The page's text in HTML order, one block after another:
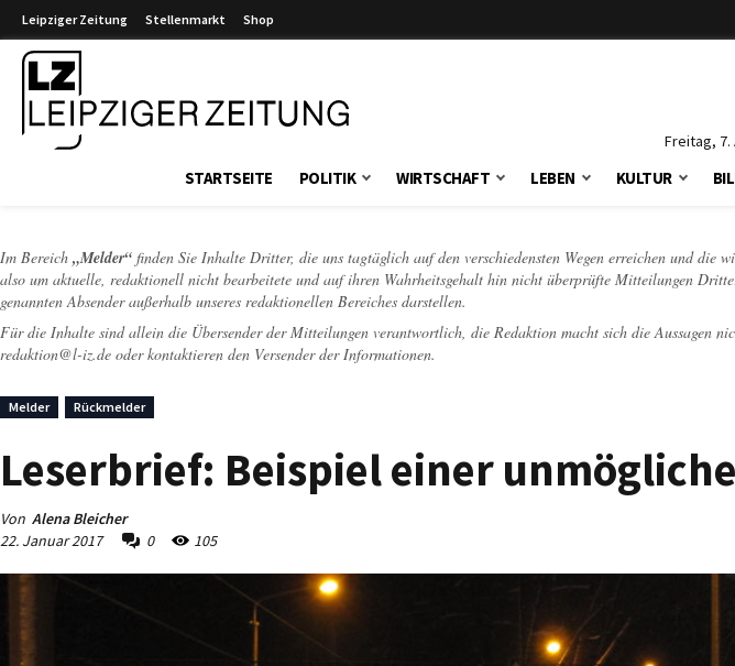
Leipziger Zeitung Stellenmarkt Shop
Freitag, 7.
STARTSEITE POLITIK WIRTSCHAFT LEBEN KULTUR
Im Bereich „Melder“ finden Sie Inhalte Dritter, die uns tagtäglich auf den verschiedensten Wegen erreichen und die
also um aktuelle, redaktionell nicht bearbeitete und auf ihren Wahrheitsgehalt hin nicht überprüfte Mitteilungen
genannten Absender außerhalb unseres redaktionellen Bereiches darstellen.
Für die Inhalte sind allein die Übersender der Mitteilungen verantwortlich, die Redaktion macht sich die Aussagen
redaktion@l-iz.de oder kontaktieren den Versender der Informationen.
Melder Rückmelder
Leserbrief: Beispiel einer
Von Alena Bleicher
22. Januar 2017
0 105